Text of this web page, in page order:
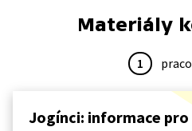
Materiály
1
Jogínci: informace pro